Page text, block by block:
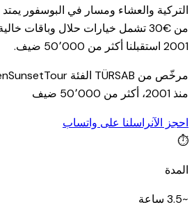
من €30 تشمل خيارات حلال وباقات
2001 استقبلنا أكثر من 50٬000 ضيف.
منذ 2001، أكثر من 50٬000 ضيف
احجز الآنراسلنا على واتساب
⏱
المدة
~3.5 ساعة